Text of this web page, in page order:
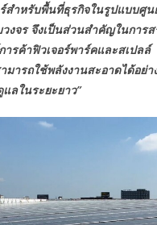
สำหรับพื้นที่ธุรกิจในรูปแบบศู
วงจร จึงเป็นส่วนสำคัญในการ
ารค้าฟิวเจอร์พาร์คและสเปลล์
มารถใช้พลังงานสะอาดได้อย่
ลในระยะยาว”